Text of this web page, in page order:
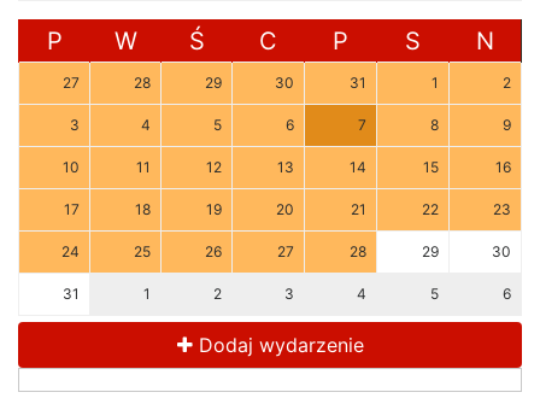
P W Ś C P S N
27 28 29 30 31 1 2
3 4 5 6 7 8 9
10 11 12 13 14 15 16
17 18 19 20 21 22 23
24 25 26 27 28 29 30
31 1 2 3 4 5 6
Dodaj wydarzenie